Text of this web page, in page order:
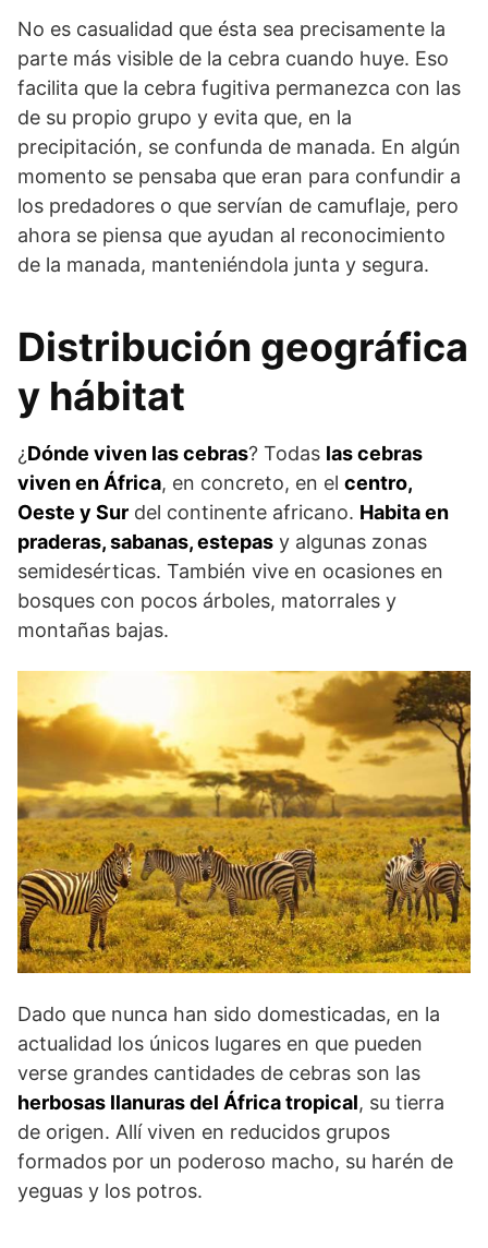
No es ca­sualidad que ésta sea precisamente la
parte más visible de la ce­bra cuando huye. Eso
facilita que la cebra fugitiva permanezca con las
de su propio grupo y evita que, en la
precipitación, se confunda de manada. En algún
momento se pensaba que eran para confundir a
los predadores o que servían de camuflaje, pero
ahora se piensa que ayudan al reconocimiento
de la manada, manteniéndola junta y segura.
Distribución geográfica
y hábitat
¿Dónde viven las cebras? Todas las cebras
viven en África, en concreto, en el centro,
Oeste y Sur del continente africano. Habita en
praderas, sabanas, estepas y algunas zonas
semidesérticas. También vive en ocasiones en
bosques con pocos árboles, matorrales y
montañas bajas.
Dado que nunca han sido domesticadas, en la
actualidad los únicos lugares en que pueden
verse grandes cantidades de ce­bras son las
herbosas llanuras del África tropical, su tierra
de origen. Allí viven en reducidos grupos
formados por un podero­so macho, su harén de
yeguas y los potros.